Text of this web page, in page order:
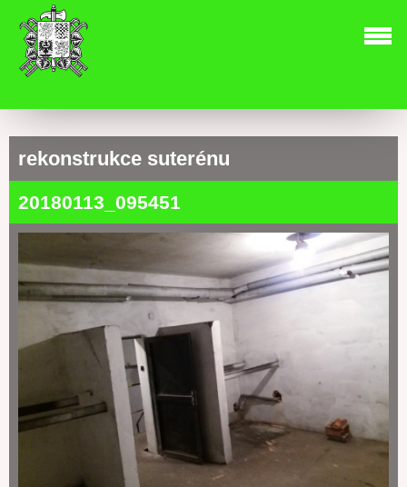
rekonstrukce suterénu
20180113_095451